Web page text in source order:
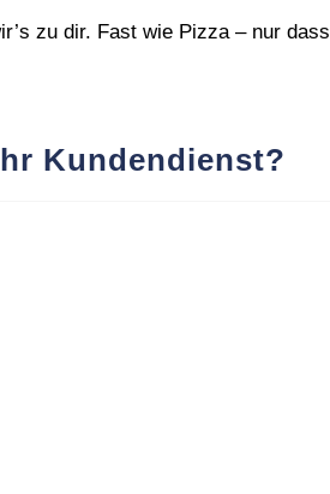
zu dir. Fast wie Pizza – nur dass
Kundendienst?